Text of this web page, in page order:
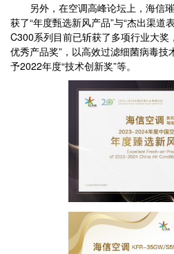
另外，在空调高峰论坛上，海信
获了“年度甄选新风产品”与“杰出渠道
C300系列目前已斩获了多项行业大奖
优秀产品奖”，以高效过滤细菌病毒
予2022年度“技术创新奖”等。